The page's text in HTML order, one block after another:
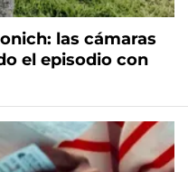
las cámaras
el episodio con